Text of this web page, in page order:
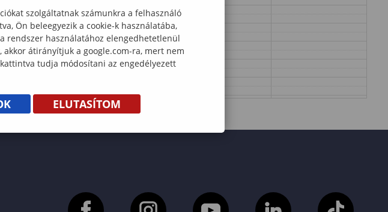
szolgáltatnak számunkra a felhasználó
Ön beleegyezik a cookie-k használatába,
rendszer használatához elengedhetetlenül
átirányítjuk a google.com-ra, mert nem
tudja módosítani az engedélyezett
ELUTASÍTOM